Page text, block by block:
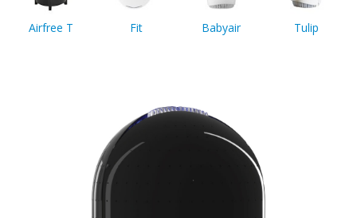
Airfree T Fit Babyair Tulip